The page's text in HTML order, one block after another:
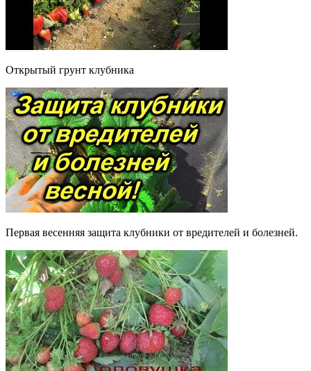
Открытый грунт клубника
Первая весенняя защита клубники от вредителей и болезней.